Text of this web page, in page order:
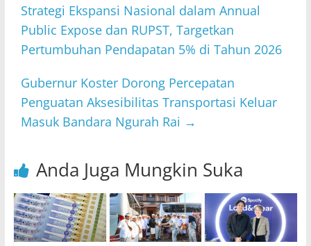
Strategi Ekspansi Nasional dalam Annual
Public Expose dan RUPST, Targetkan
Pertumbuhan Pendapatan 5% di Tahun 2026
Gubernur Koster Dorong Percepatan
Penguatan Aksesibilitas Transportasi Keluar
Masuk Bandara Ngurah Rai →
Anda Juga Mungkin Suka